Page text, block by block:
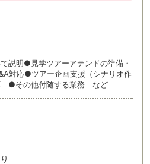
説明●見学ツアーアテンドの準備・
対応●ツアー企画支援（シナリオ作
●その他付随する業務 など